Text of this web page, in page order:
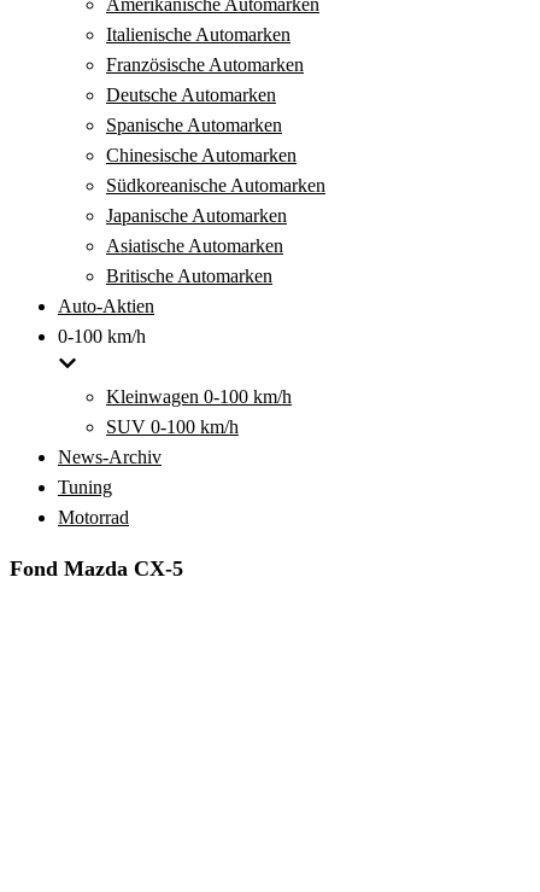
Amerikanische Automarken
Italienische Automarken
Französische Automarken
Deutsche Automarken
Spanische Automarken
Chinesische Automarken
Südkoreanische Automarken
Japanische Automarken
Asiatische Automarken
Britische Automarken
Auto-Aktien
0-100 km/h
Kleinwagen 0-100 km/h
SUV 0-100 km/h
News-Archiv
Tuning
Motorrad
Fond Mazda CX-5